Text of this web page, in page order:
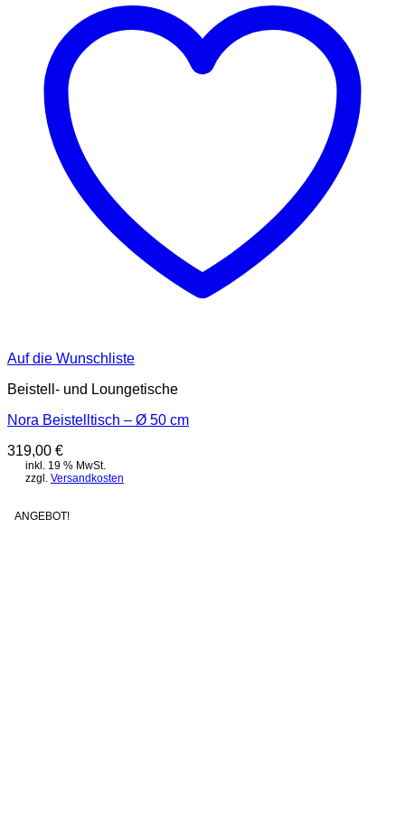
Auf die Wunschliste
Beistell- und Loungetische
Nora Beistelltisch – Ø 50 cm
319,00 €
inkl. 19 % MwSt.
zzgl. Versandkosten
ANGEBOT!